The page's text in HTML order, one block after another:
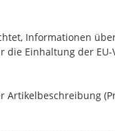
Informationen
Einhaltung der
Artikelbeschreibung